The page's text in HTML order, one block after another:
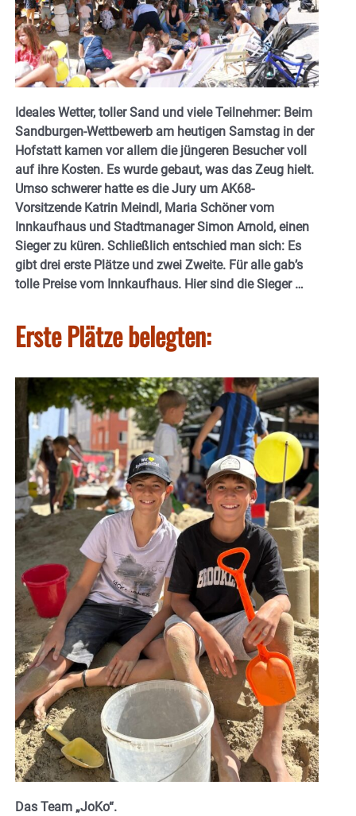
Ideales Wetter, toller Sand und viele Teilnehmer: Beim
Sandburgen-Wettbewerb am heutigen Samstag in der
Hofstatt kamen vor allem die jüngeren Besucher voll
auf ihre Kosten. Es wurde gebaut, was das Zeug hielt.
Umso schwerer hatte es die Jury um AK68-
Vorsitzende Katrin Meindl, Maria Schöner vom
Innkaufhaus und Stadtmanager Simon Arnold, einen
Sieger zu küren. Schließlich entschied man sich: Es
gibt drei erste Plätze und zwei Zweite. Für alle gab’s
tolle Preise vom Innkaufhaus. Hier sind die Sieger …
Erste Plätze belegten:
Das Team „JoKo“.